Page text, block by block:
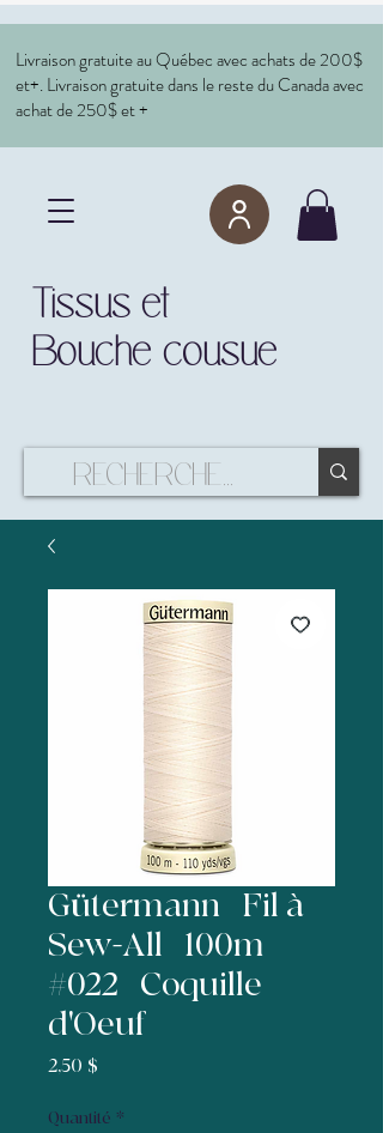
Tissus et
Bouche cousue
Livraison gratuite au Québec avec achats de 200$
et+. Livraison gratuite dans le reste du Canada avec
achat de 250$ et +
Gütermann | Fil à
Sew-All | 100m |
#022 | Coquille
d'Oeuf
2,50 $
Quantité *